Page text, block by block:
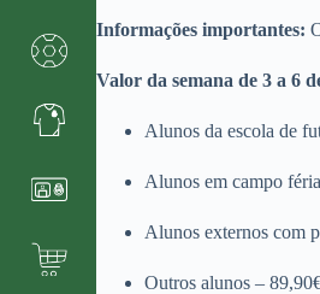
Informações importantes:
Valor da semana de 3 a 6
Alunos da escola de
Alunos em campo
Alunos externos com
Outros alunos –